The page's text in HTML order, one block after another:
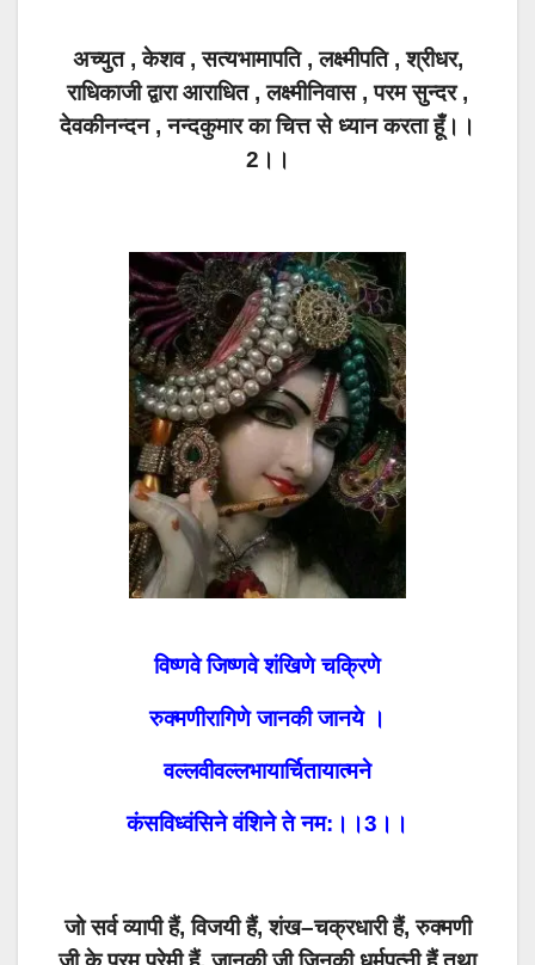
अच्युत , केशव , सत्यभामापति , लक्ष्मीपति , श्रीधर,
राधिकाजी द्वारा आराधित , लक्ष्मीनिवास , परम सुन्दर ,
देवकीनन्दन , नन्दकुमार का चित्त से ध्यान करता हूँ।।
2।।
विष्णवे जिष्णवे शंखिणे चक्रिणे
रुक्मणीरागिणे जानकी जानये ।
वल्लवीवल्लभायार्चितायात्मने
कंसविध्वंसिने वंशिने ते नम:।।3।।
जो सर्व व्यापी हैं, विजयी हैं, शंख–चक्रधारी हैं, रुक्मणी